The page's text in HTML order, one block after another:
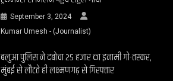
September 3, 2024
Kumar Umesh - (Journalist)
बलुआ पुलिस ने दबोचा 25 हजार का इनामी गो-तस्कर,
मुंबई से लौटते ही लक्ष्मणगढ़ से गिरफ्तार